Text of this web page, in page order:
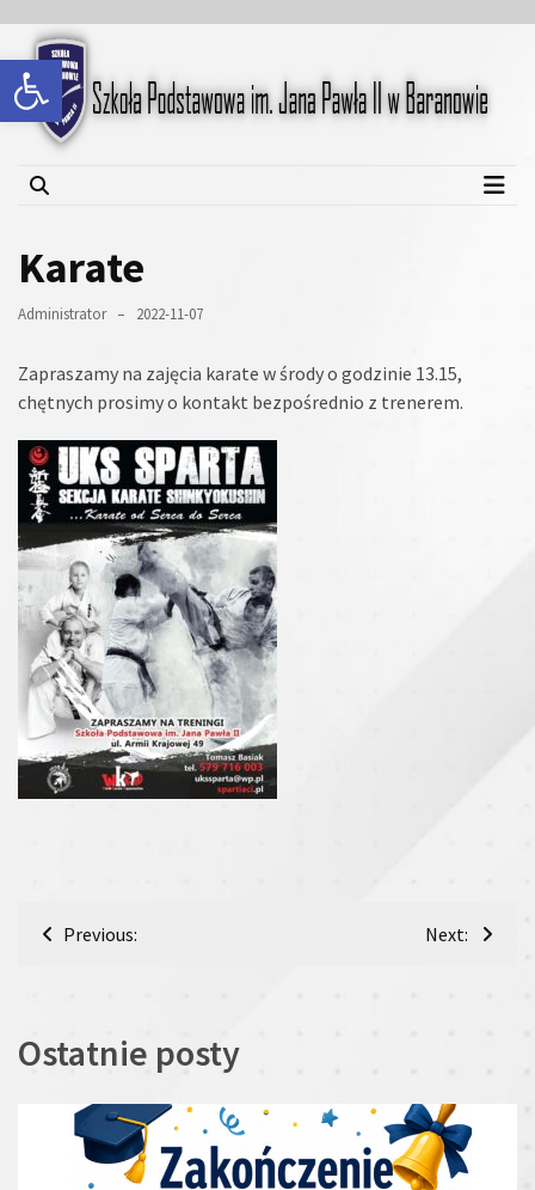
Open toolbar
content
content
Szkoła Podstawowa im.
Jana Pawła II w Baranowie
Karate
Administrator 2022-11-07
Zapraszamy na zajęcia karate w środy o godzinie 13.15,
chętnych prosimy o kontakt bezpośrednio z trenerem.
Nawigacja
Previous: Next:
Ostatnie posty